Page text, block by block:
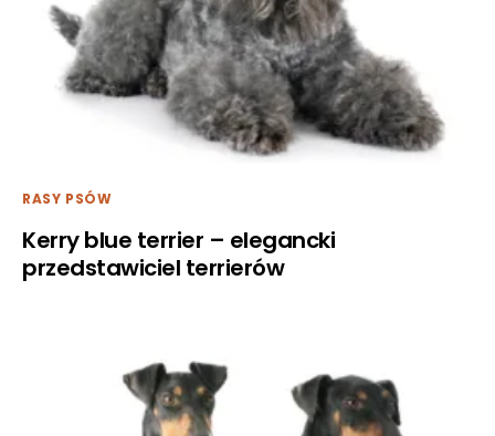
RASY PSÓW
Kerry blue terrier – elegancki
przedstawiciel terrierów